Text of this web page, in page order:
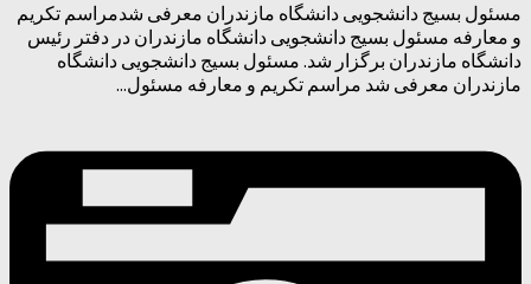
مسئول بسیج دانشجویی دانشگاه مازندران معرفی شدمراسم تکریم
و معارفه مسئول بسیج دانشجویی دانشگاه مازندران در دفتر رئیس
دانشگاه مازندران برگزار شد. مسئول بسیج دانشجویی دانشگاه
مازندران معرفی شد مراسم تکریم و معارفه مسئول...